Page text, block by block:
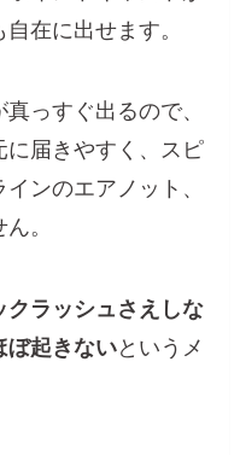
在に出せます。
っすぐ出るので、
に届きやすく、スピ
ンのエアノット、
。
クラッシュさえしな
ぼ起きないというメ